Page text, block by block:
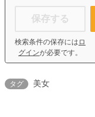
保存する
検索条件の保存には ロ
グインが必要です。
タグ 美女